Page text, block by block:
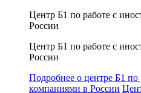
Центр Б1 по работе с
России
Центр Б1 по работе с
России
Подробнее о центре Б1
компаниями в России